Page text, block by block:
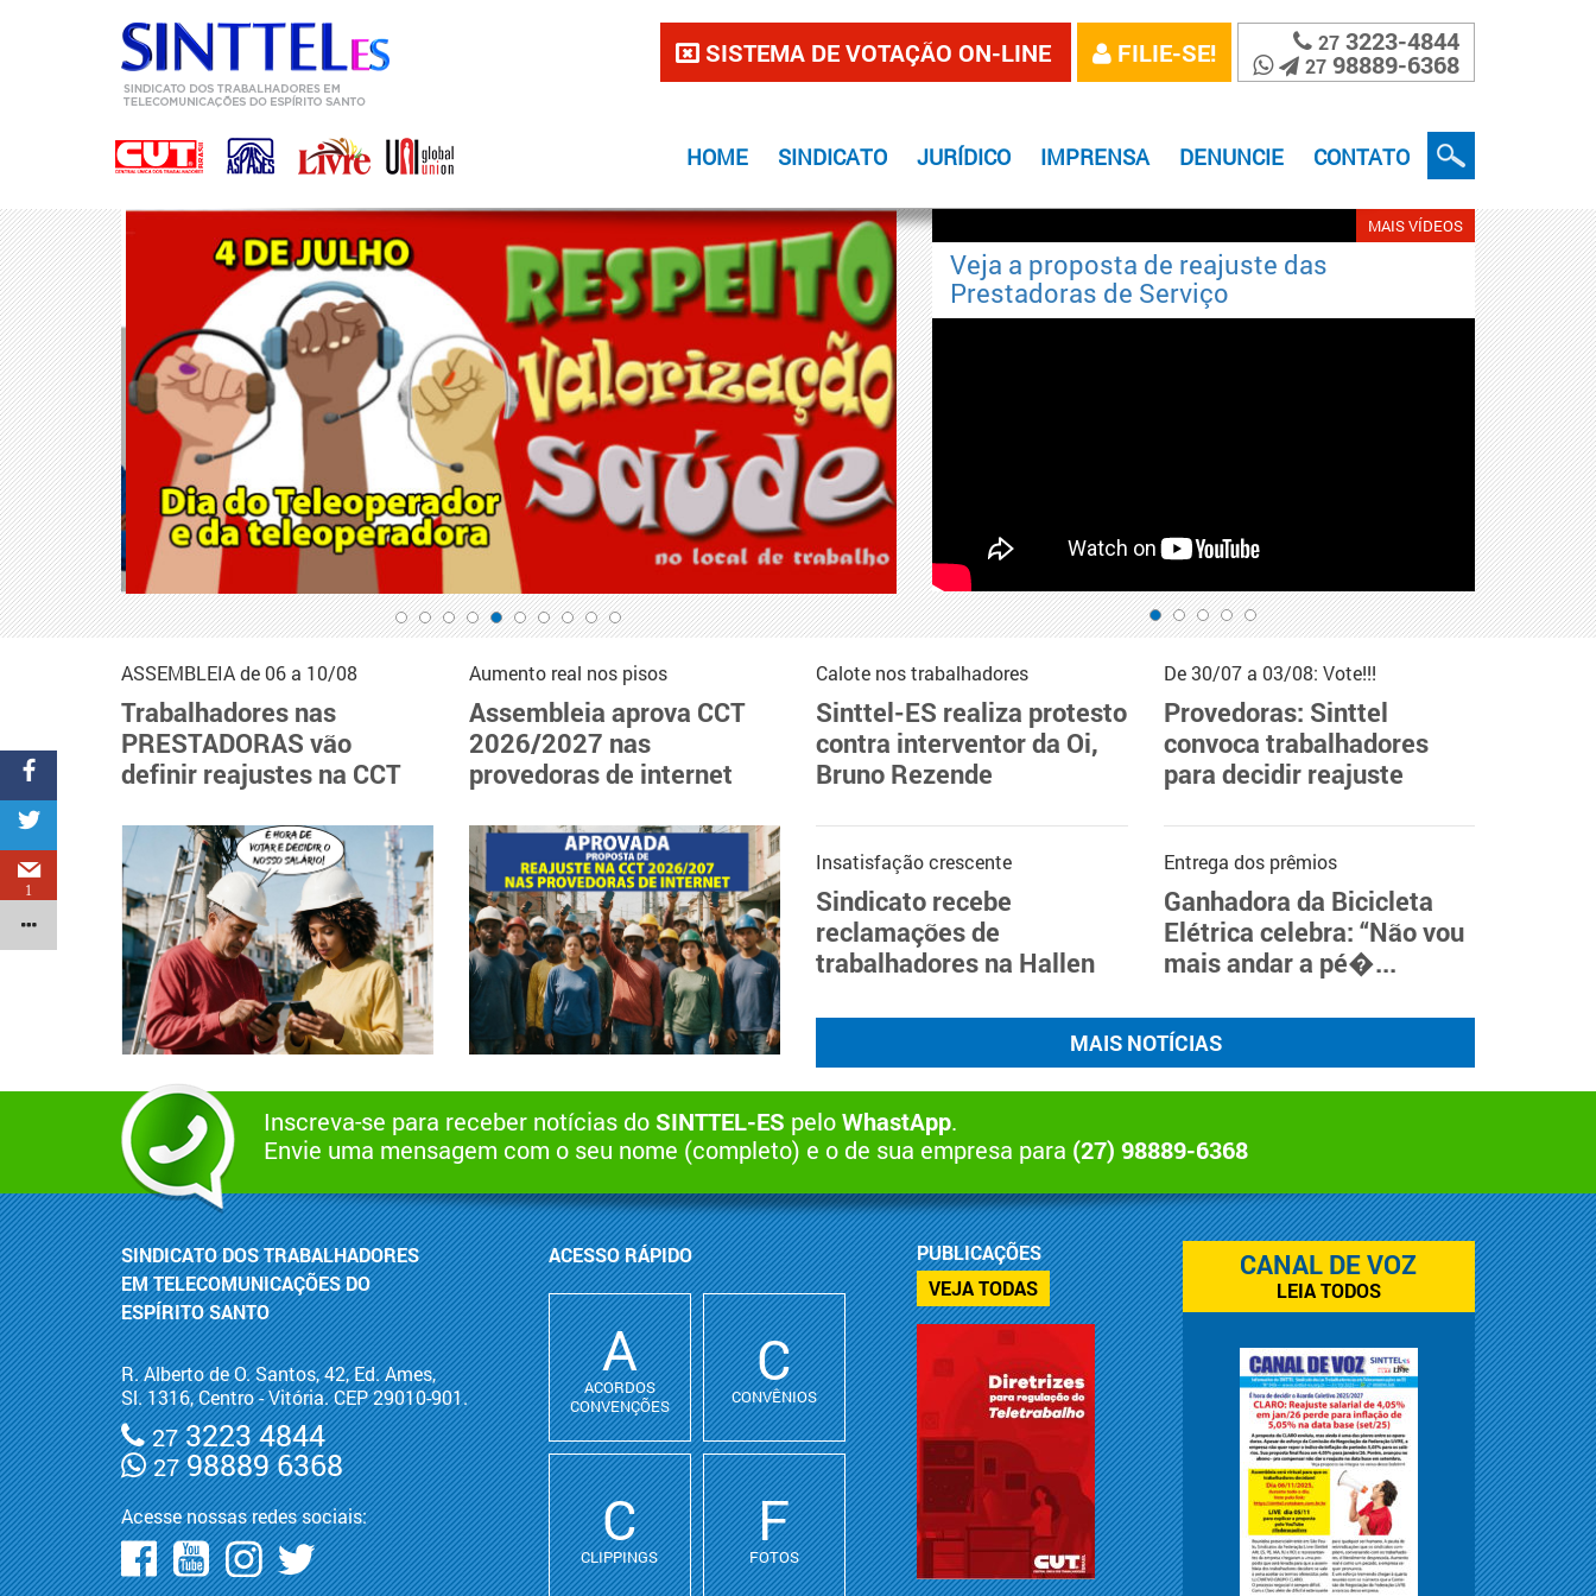
SISTEMA DE VOTAÇÃO ON-LINE FILIE-SE! 27 3223-4844
27 98889-6368
HOME SINDICATO JURÍDICO IMPRENSA DENUNCIE CONTATO
MAIS VÍDEOS
Ainda dá tempo. Sindicalize-se e concorra
a prêmios
Veja a proposta de reajuste das
Prestadoras de Serviço
Sinttel-
com as
ASSEMBLEIA de 06 a 10/08
Trabalhadores nas
PRESTADORAS vão
definir reajustes na CCT
Aumento real nos pisos
Assembleia aprova CCT
2026/2027 nas
provedoras de internet
Calote nos trabalhadores
Sinttel-ES realiza protesto
contra interventor da Oi,
Bruno Rezende
De 30/07 a 03/08: Vote!!!
Provedoras: Sinttel
convoca trabalhadores
para decidir reajuste
Insatisfação crescente
Sindicato recebe
reclamações de
trabalhadores na Hallen
Entrega dos prêmios
Ganhadora da Bicicleta
Elétrica celebra: “Não vou
mais andar a pé�...
MAIS NOTÍCIAS
Inscreva-se para receber notícias do SINTTEL-ES peloWhastApp.
Envie uma mensagem com o seu nome (completo) e o de sua empresa para (27) 98889-6368
SINDICATO DOS TRABALHADORES
EM TELECOMUNICAÇÕES DO
ESPÍRITO SANTO
R. Alberto de O. Santos, 42, Ed. Ames,
Sl. 1316, Centro - Vitória. CEP 29010-901.
273223 4844
2798889 6368
Acesse nossas redes sociais:
ACESSO RÁPIDO
A
ACORDOS
CONVENÇÕES
C
CONVÊNIOS
C
CLIPPINGS
F
FOTOS
PUBLICAÇÕES
VEJA TODAS
CANAL DE VOZ
LEIA TODOS
1